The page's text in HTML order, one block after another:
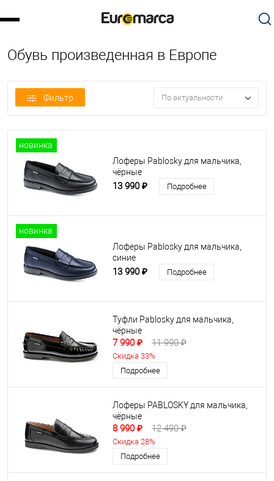
Обувь произведенная в Европе
Фильтр По актуальности
новинка
Лоферы Pablosky для мальчика,
чёрные
13 990 ₽ Подробнее
новинка
Лоферы Pablosky для мальчика,
синие
13 990 ₽ Подробнее
Туфли Pablosky для мальчика,
чёрные
7 990 ₽ 11 990 ₽
Скидка 33%
Подробнее
Лоферы PABLOSKY для мальчика,
чёрные
8 990 ₽ 12 490 ₽
Скидка 28%
Подробнее